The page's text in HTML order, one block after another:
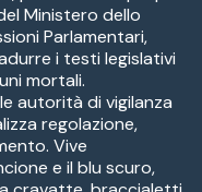
Ministero dello
Parlamentari,
i testi legislativi
mortali.
autorità di vigilanza
regolazione,
Vive
e il blu scuro,